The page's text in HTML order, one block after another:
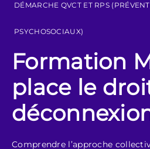
DÉMARCHE QVCT ET RPS
PSYCHOSOCIAUX)
Formation
place le
Comprendre l’approche